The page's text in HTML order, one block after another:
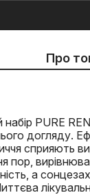
Про
PURE
догляду.
сприяють
пор,
а